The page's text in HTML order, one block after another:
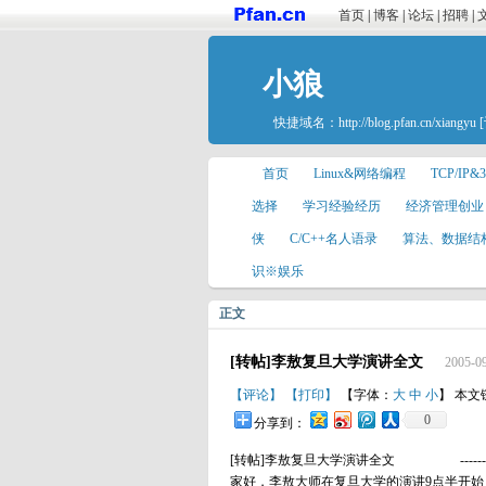
首页 博客 论坛 招聘
小狼
快捷域名： http://blog.pfan.cn/xiangyu
首页 Linux&网络编程 TCP/
选择 学习经验经历 经济管理创业
侠 C/C++名人语录 算法、数据结
识※娱乐
正文
[转帖]李敖复旦大学演讲全文 2005-
【评论】 【打印】 【字体： 大 中 小】 本文
分享到：
0
[转帖]李敖复旦大学演讲全文 -------------------------------------------------------------------------------- [09:33:19] 各位网友大家好，李敖大师在复旦大学的演讲9点半开始，凤凰网将进行图文直播。 [09:34:26] 复旦大学人文学院院长姜义华：尊敬的李敖先生，各位老师，各位同学，各位来宾，早上好，最近几天正值复旦大学百年校庆的庆典的高潮，数以万计的海内外校友和贵宾聚到复旦校园，欢庆这一重大的节日，在喜事连连的时刻我们迎来了尊贵的客人李敖先生。 [09:35:14] 姜义华：请允许我代表复旦大学全体员工对李敖先生来复旦大学访问给我们校庆增添了异彩并表示热烈的欢迎。 [09:35:55] 姜义华：我先介绍一下演讲台上几位先生，第一位就是大家仰慕已久的李敖先生，第二位是我们复旦大学校务委员会主任。 [09:36:18] 姜义华：第三位是凤凰卫视懂事会主席总裁刘长乐先生。 [09:37:11] 姜义华：我叫姜义华，是我们学历史系的教师，现在担任人文学院校长。现在先请李敖先生、刘长乐先生就坐。 [09:37:50] 姜义华：我很早就注意到李敖先生在很早以前他就是台湾大学历史系一年级学生之后，就因为他撰写了关于胡适等两篇文章，充分肯定了胡适新文化的历史功绩。 [09:39:02] 姜义华：我在讲中国现代思想史的时候，是讲李敖先生及胡适等人自由主义传统的继承者，而且是一个身体力行者。这些锤炼了李敖先生犀利的批判性的性格，他所撰写的一些书籍，都致力于用大量第一手他所掌握的珍贵的资料，打破其他人制造的种种神话，恢复历史本来的面貌，这些著作是史论，这些著作使李敖先生成为自由主义最有影响的一位代表人物。 [09:40:03] 姜义华：李敖先生著作等身，还有独立鲜明的个性，现在他的许多著作在大陆出版，他的著作还用凤凰卫视专题节目正在缩写李敖先生。 [09:40:35] 姜义华：李敖先生虽然年逾古稀，但是他的精神和思想他仍然保持着年轻人的活力。今天，李敖先生演讲的题目是中国人文的机会，这是他神州文化之旅及北京大学和清华大学所做的第三场演讲。 [09:41:24] 姜义华：在现代化的进程中怎么样充分重视人文的发展，是我们大家一直关心的重大的问题。上个世纪80年代，中国文化论，90年代人文精神的大讨论都发端于我们的复旦大学，这两场熊熊烈火都是由复旦大学点燃起来的。 [09:41:42] 姜义华：今天参加李敖先生演讲会的包括我们学校的人文科学院许多教授和青年学生，博士生、硕士生和本科生，我相信李敖先生的演讲必定会受到复旦的欢迎，现在我们用热烈的掌声欢迎李敖先生演讲。 [09:42:26] 李敖：姜主任，你本来答应我你要讲几句话，要不要上来讲几句话。谢谢你，秦老师。刘长乐先生感谢你，没有你我今天不会站在这儿，姜院长是我的老朋友，所以我可以开一句玩笑，他为了把我今天讲话故意的学术化，所以变成了这种样子，和他坐在一起。 [09:43:02] 其实我和大家说，他讲得太长了，并且他的普通话讲得不够好。学问一级棒，语言不好。 [09:43:34] 我和大家说，我最怕这种讲堂，原来讲过，作为一个演讲的人，他要很礼貌地照顾每一位，当讲堂是这个样子的时候，从左到右，从右到左，我就觉得我自己是一台电风扇。 [09:44:16] 今天我在这里很倚老卖老地说，我看过的上海你们都没有看过。远在56年以前，当我离开上海的时候，我看到一幅景象就是在这个外滩，上海的警察骑着大马手里拿着皮鞭打群众，群众怎么来的？清早5点钟戒严的时间一解开，四面八方涌向上海的银行，干什么呢？去挤兑黄金。 [09:45:00] 这些黄金是当时国民党政府搜刮了人们的财产，就是说你家里有黄金，除了你手指上的金戒指以外，全部向政府来兑换金元券。如果不兑换的话，黄金没收，人法办。这些黄金被国民党政府搜刮走了以后，忽然一夜之间要卖出来了，就是你买到一张以后，到外面卖可以卖2两的价钱，所以上海人疯了，就拼命挤兑黄金。当时上海有一组警察叫做“空中堡垒”，就是骑着大马拿着皮鞭打，打都打不散，我亲眼看到一个灭亡的政府，一个亡掉的中华民国在最后兵败山倒的时候是什么样子。 [09:45:27] 我和他们一起逃到台湾，当时我没有选择权，因为我只有13岁。当我现在又回到了上海，56年以后我回到上海，大家知道我的感觉吗？就是我看过那么凄惨的画面，你们都没有看到，你们也不会感觉有什么不同，可是对我而言，我才知道国家的富强是多么的重要，尤其在上海我看到了，请鼓掌。 [09:47:21] 我这一次回到祖国的讲演是分三场，刚才姜院长给我定的题目都是假的，我真的题目是三个定位，第一个定位是我在北京大学要讲金刚怒目，我在清华大学要讲菩萨低眉，我在复旦讲什么，要讲尼姑思凡。为什么要讲尼姑思凡？讲到我们理想及现实一面。在元曲里面我们可以看到那些挖苦尼姑的一些话，小尼姑年方二八，正青春，被师傅削去了头发。她看到一些男青年以后，她把眼看着眨，眨巴眼看他，眉来眼去，叫思凡，就是比较务实的一面。 [09:48:11] 一个匈牙利的作家当年是共产党，后来脱离了共产党叫卡斯利，他写了一本书叫做《下午的黑暗》。这本书里面讲到老共产党被整的时候，要枪毙他的时候，他最后和整他的年轻的共产党说，儿子，你们休想硬把天堂造出来。可是大家想想看，我们真的努力去硬造天堂，照着邓小平的说法，他在45岁以前花了20年去打仗，可是在49年以后，我们必须承认，中国共产党很努力的去造出一个天堂。 [09:49:00] 可是邓小平说其中有20年的时间浪费了，为什么浪费了？大跃进、文革都浪费了这些时间，什么原因？我们想到汉朝的一个故事，汉朝有一个皇帝，你们都叫他汉高祖是错的，应该叫汉高帝。汉朝的皇帝是高帝、惠帝……贤帝，贤帝就三国了，大家知道我的记忆力是多少的好吗？ [09:50:30] 汉高帝刘邦痛恨复旦大学的学生（笑），痛恨知识分子，知识分子来的时候是戴着帽子，一把把帽子抓下来放在下面撒尿，是看不起这些人。有一个人叫陆贾，就和他讲，说怎么样治国。刘邦说，马上得天下，老子是骑着马得到天下的，谁要听知识分子讲课啊？陆贾讲了一句话你马上得天下，你不能马上治天下，治天下需要专业人才，这个专业人才我在北京的时候是说出自北大清华，当我到上海的时候，就说是出自复旦。 [09:51:10] 因为没有专业人才，用爱国的热心拼命想把天堂造出来，所以我们付了代价。可是我们又回头想，我们有没有机会建造一个天堂？当方法对的时候，当时来运转的时候，我们觉得有一个机会可以造出天堂。 [09:51:56] 大家想想看，有一句外国话：中国人的机会，这句话是讽刺的，是看不起的，是美国过去在西部淘金时代讲的一句话，中国人的机会，就是中国人的机会是很渺茫的机会，只要你变成中国人，就没有机会。可是现在我觉得，我们中国人有机会，不但中国人有机会，中国的文化，中国的文字都有机会。 [09:52:34] 我举个例子给大家看，过去我们的刻板印象里中文是很难学的，中文是很难认的，不是吗？我们伟大的共产党曾经努力要消灭这个中文，共产党这么多年来的努力只造成了简体字成功了，可是大家知道不知道，简体字面对现代的时候，它有问题了。 [09:52:59] 问题在哪里？当中文你不去写它的时候，中文很容易学，我告诉大家，中文是全世界最简单的文化，从文法而言，是非常简单的文法，春风又绿江南岸，这个绿可以是形容词当动词。 [09:53:56] 我们中文有这么优秀的转变的能力，大家知道吗？这种东西大家过去说中文不利于发展，要消灭它，可是大家想想看，我们今天要么就消灭它，发现忽然中文咸鱼翻身，就是因为了现在的科技，当打字的时候发现一个字一个音是最好的一个输入。 [09:54:44] 当我们知道中文里面有很多同音字的时候，我们知道有困难，可是我们把它解决。我李敖穿的衣服的衣字有156个字的同音字，中国字发音只有414个音。好比我李的李字，有的是有音没有词，怎么解决这个问题？有待于复旦大学来面对，我们中文把它发扬光大，为什么消灭不了？为什么它有那么厚的文化基础，为什么它有十万字的古书在我们的背后，它不是埃及文字，也不是巴比伦文字，中文是一个活的语言。 [09:56:34] 我们现在讲英文，英文在14世纪的时候是一个地方语言，它是德国式的一个土语。英国那个时候国会开会讲法文，大学讲课讲法文，吵架讲法文。可是，当英国人出了莎士比亚，出了约翰生，出了这些人以后使英文变得越来越强势。到今天，英文